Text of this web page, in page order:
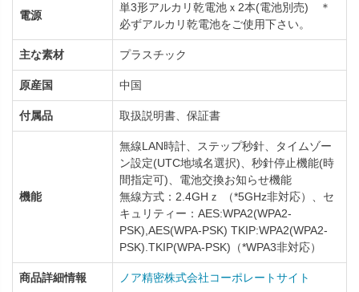
電源
単3形アルカリ乾電池ｘ2本(電池別売) ＊
必ずアルカリ乾電池をご使用下さい。
主な素材 プラスチック
原産国 中国
付属品 取扱説明書、保証書
機能
無線LAN時計、ステップ秒針、タイムゾー
ン設定(UTC地域名選択)、秒針停止機能(時
間指定可)、電池交換お知らせ機能
無線方式：2.4GHｚ （*5GHz非対応）、セ
キュリティー：AES:WPA2(WPA2-
PSK),AES(WPA-PSK) TKIP:WPA2(WPA2-
PSK).TKIP(WPA-PSK)（*WPA3非対応）
商品詳細情報 ノア精密株式会社コーポレートサイト